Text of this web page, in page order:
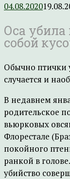
04.08.2020
Оса убила
собой
Обычно птички
случается и
В недавнем
родительское
вьюрковых
Флорестале
покойного
ранкой в
убийство